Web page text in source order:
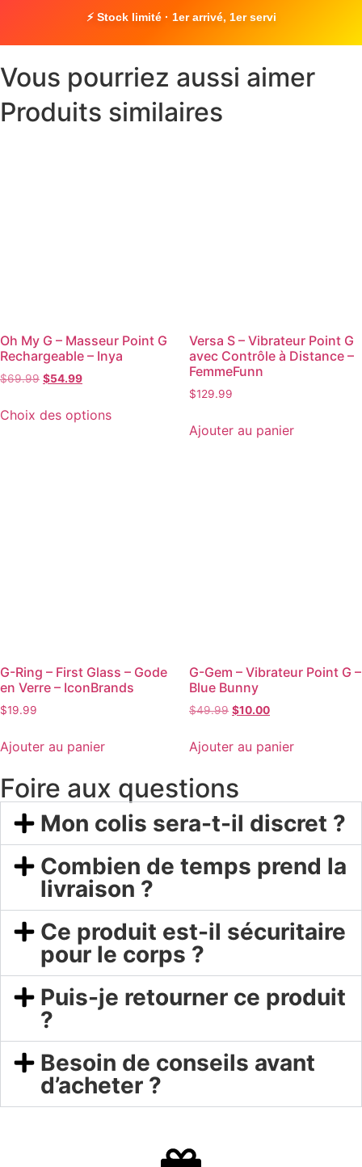
⚡ Stock limité · 1er arrivé, 1er servi
Vous pourriez aussi aimer
Produits similaires
Oh My G – Masseur Point G
Rechargeable – Inya
$69.99 $54.99
Choix des options
Versa S – Vibrateur Point G
avec Contrôle à Distance –
FemmeFunn
$129.99
Ajouter au panier
G-Ring – First Glass – Gode
en Verre – IconBrands
$19.99
Ajouter au panier
G-Gem – Vibrateur Point G –
Blue Bunny
$49.99 $10.00
Ajouter au panier
Foire aux questions
Mon colis sera-t-il discret ?
Combien de temps prend la
livraison ?
Ce produit est-il sécuritaire
pour le corps ?
Puis-je retourner ce produit
?
Besoin de conseils avant
d’acheter ?